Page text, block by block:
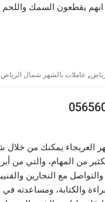
انهم يقطعون السمك
, عاملات بالشهر شمال الرياض
العريجاء يمكنك من خلال
من المهام، والتي من
مع النجارين
والكتابة، ومساعدته في